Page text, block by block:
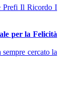
Prefi Il Ricordo I
per la Felicità
cercato la